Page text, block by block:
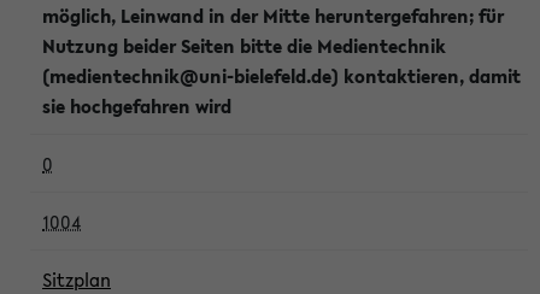
möglich, Leinwand in der Mitte heruntergefahren; für
Nutzung beider Seiten bitte die Medientechnik
(medientechnik@uni-bielefeld.de) kontaktieren, damit
sie hochgefahren wird
0
1004
Sitzplan